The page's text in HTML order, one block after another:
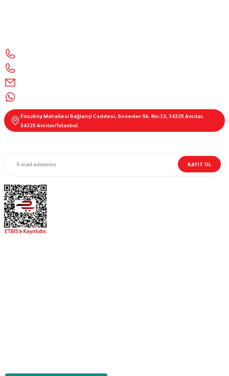
Firuzköy Mahallesi Bağlariçi Caddesi, Sıraevler Sk. No:13, 34325 Avcılar,
34325 Avcılar/İstanbul
KAYIT OL